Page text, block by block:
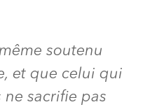
soutenu
et que celui qui
ne sacrifie pas